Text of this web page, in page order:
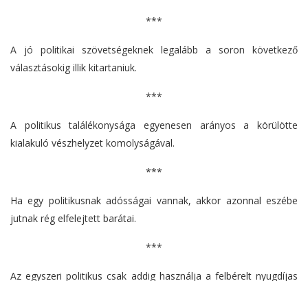
***
A jó politikai szövetségeknek legalább a soron következő
választásokig illik kitartaniuk.
***
A politikus találékonysága egyenesen arányos a körülötte
kialakuló vészhelyzet komolyságával.
***
Ha egy politikusnak adósságai vannak, akkor azonnal eszébe
jutnak rég elfelejtett barátai.
***
Az egyszeri politikus csak addig használja a felbérelt nyugdíjas